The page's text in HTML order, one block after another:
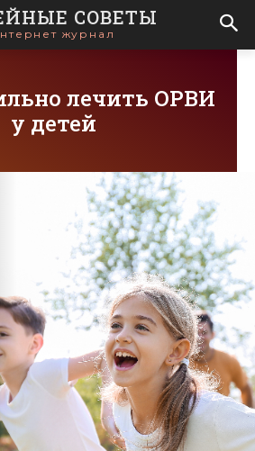
СОВЕТЫ
журнал
лечить ОРВИ
у детей